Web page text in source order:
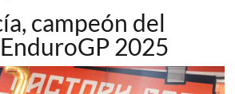
campeón del
2025